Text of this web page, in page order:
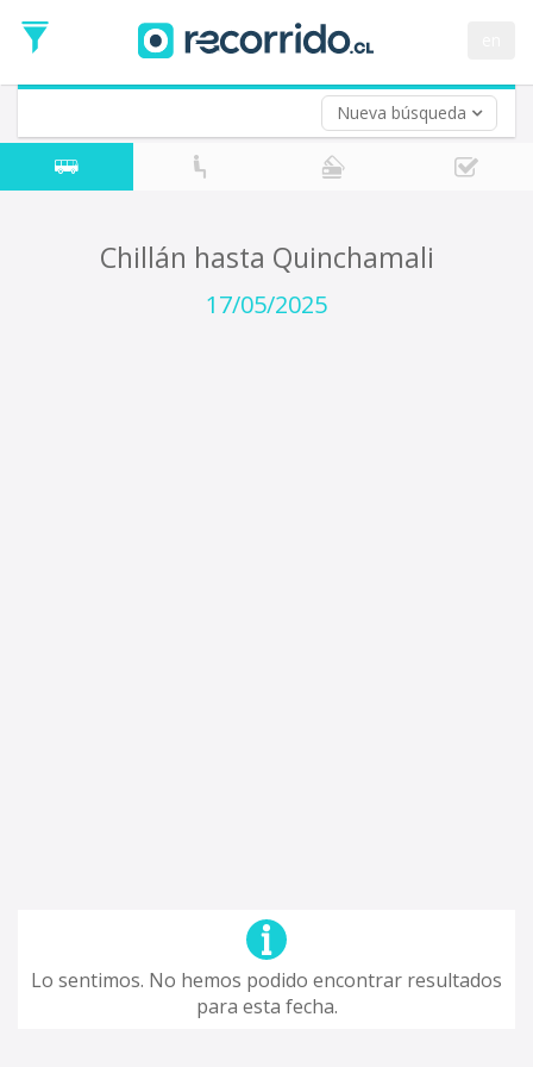
Nueva búsqueda
de
Ida
Vuelta (opcional)
Fecha
de
Chillán hasta Quinchamali
17/05/2025
Lo sentimos. No hemos podido encontrar resultados
para esta fecha.